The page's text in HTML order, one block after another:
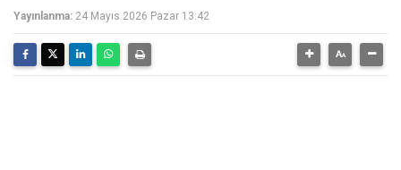
Yayınlanma: 24 Mayıs 2026 Pazar 13:42